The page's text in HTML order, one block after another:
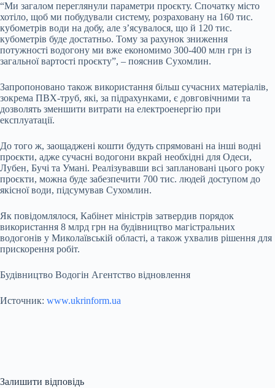
“Ми загалом переглянули параметри проєкту. Спочатку місто
хотіло, щоб ми побудували систему, розраховану на 160 тис.
кубометрів води на добу, але з’ясувалося, що й 120 тис.
кубометрів буде достатньо. Тому за рахунок зниження
потужності водогону ми вже економимо 300-400 млн грн із
загальної вартості проєкту”, – пояснив Сухомлин.
Запропоновано також використання більш сучасних матеріалів,
зокрема ПВХ-труб, які, за підрахунками, є довговічними та
дозволять зменшити витрати на електроенергію при
експлуатації.
До того ж, заощаджені кошти будуть спрямовані на інші водні
проєкти, адже сучасні водогони вкрай необхідні для Одеси,
Лубен, Бучі та Умані. Реалізувавши всі заплановані цього року
проєкти, можна буде забезпечити 700 тис. людей доступом до
якісної води, підсумував Сухомлин.
Як повідомлялося, Кабінет міністрів затвердив порядок
використання 8 млрд грн на будівництво магістральних
водогонів у Миколаївській області, а також ухвалив рішення для
прискорення робіт.
Будівництво Водогін Агентство відновлення
Источник: www.ukrinform.ua
Залишити відповідь